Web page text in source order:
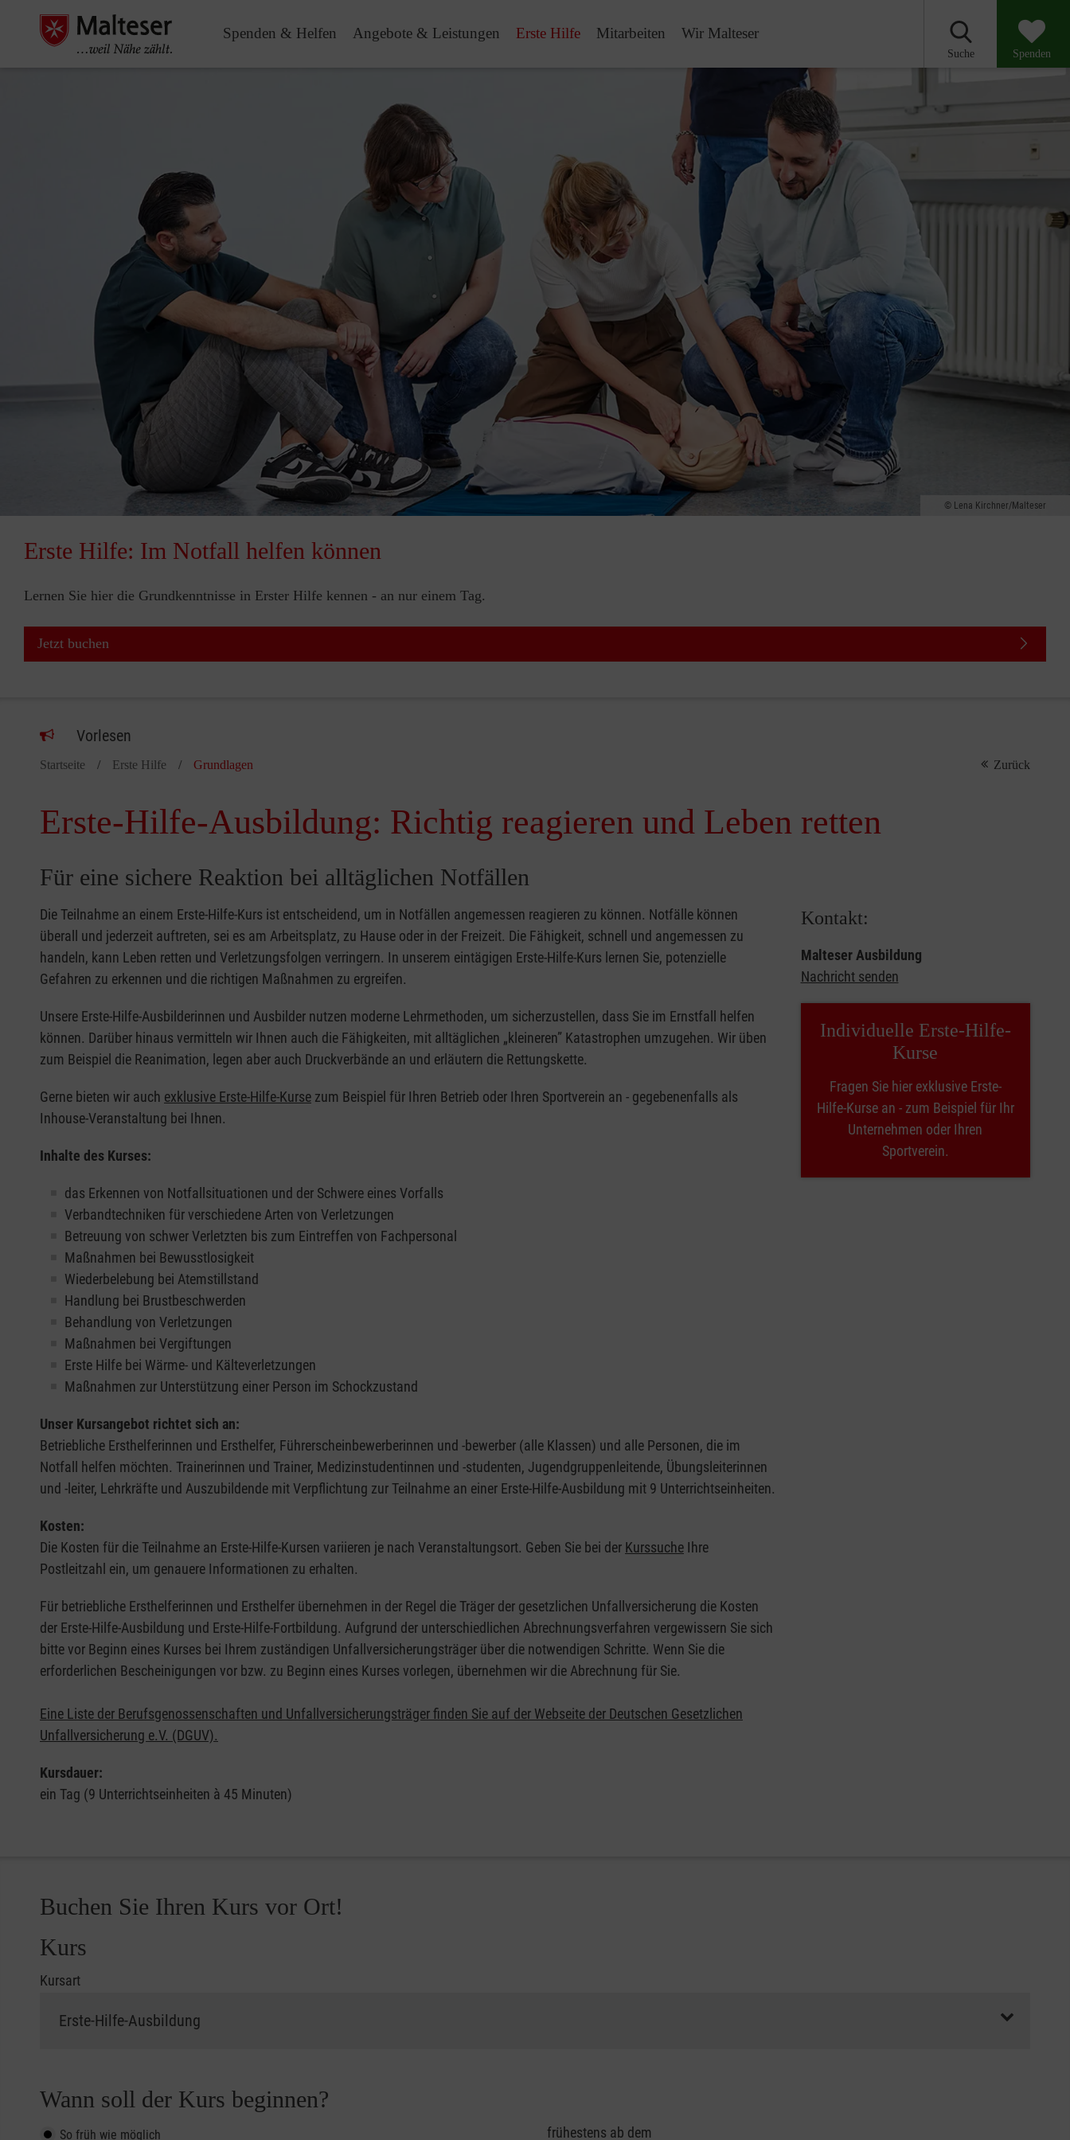
Spenden & Helfen Angebote & Leistungen Erste Hilfe Mitarbeiten Wir Malteser
Suche Spenden
Lena Kirchner/Malteser
Erste Hilfe: Im Notfall helfen können
Lernen Sie hier die Grundkenntnisse in Erster Hilfe kennen - an nur einem Tag.
Jetzt buchen
Vorlesen
Startseite Erste Hilfe Grundlagen Zurück
Erste-Hilfe-Ausbildung: Richtig reagieren und Leben retten
Für eine sichere Reaktion bei alltäglichen Notfällen
Die Teilnahme an einem Erste-Hilfe-Kurs ist entscheidend, um in Notfällen angemessen reagieren zu können. Notfälle können
überall und jederzeit auftreten, sei es am Arbeitsplatz, zu Hause oder in der Freizeit. Die Fähigkeit, schnell und angemessen zu
handeln, kann Leben retten und Verletzungsfolgen verringern. In unserem eintägigen Erste-Hilfe-Kurs lernen Sie, potenzielle
Gefahren zu erkennen und die richtigen Maßnahmen zu ergreifen.
Unsere Erste-Hilfe-Ausbilderinnen und Ausbilder nutzen moderne Lehrmethoden, um sicherzustellen, dass Sie im Ernstfall helfen
können. Darüber hinaus vermitteln wir Ihnen auch die Fähigkeiten, mit alltäglichen „kleineren” Katastrophen umzugehen. Wir üben
zum Beispiel die Reanimation, legen aber auch Druckverbände an und erläutern die Rettungskette.
Gerne bieten wir auch exklusive Erste-Hilfe-Kurse zum Beispiel für Ihren Betrieb oder Ihren Sportverein an - gegebenenfalls als
Inhouse-Veranstaltung bei Ihnen.
Inhalte des Kurses:
das Erkennen von Notfallsituationen und der Schwere eines Vorfalls
Verbandtechniken für verschiedene Arten von Verletzungen
Betreuung von schwer Verletzten bis zum Eintreffen von Fachpersonal
Maßnahmen bei Bewusstlosigkeit
Wiederbelebung bei Atemstillstand
Handlung bei Brustbeschwerden
Behandlung von Verletzungen
Maßnahmen bei Vergiftungen
Erste Hilfe bei Wärme- und Kälteverletzungen
Maßnahmen zur Unterstützung einer Person im Schockzustand
Unser Kursangebot richtet sich an:
Betriebliche Ersthelferinnen und Ersthelfer, Führerscheinbewerberinnen und -bewerber (alle Klassen) und alle Personen, die im
Notfall helfen möchten. Trainerinnen und Trainer, Medizinstudentinnen und -studenten, Jugendgruppenleitende, Übungsleiterinnen
und -leiter, Lehrkräfte und Auszubildende mit Verpflichtung zur Teilnahme an einer Erste-Hilfe-Ausbildung mit 9 Unterrichtseinheiten.
Kosten:
Die Kosten für die Teilnahme an Erste-Hilfe-Kursen variieren je nach Veranstaltungsort. Geben Sie bei der Kurssuche Ihre
Postleitzahl ein, um genauere Informationen zu erhalten.
Für betriebliche Ersthelferinnen und Ersthelfer übernehmen in der Regel die Träger der gesetzlichen Unfallversicherung die Kosten
der Erste-Hilfe-Ausbildung und Erste-Hilfe-Fortbildung. Aufgrund der unterschiedlichen Abrechnungsverfahren vergewissern Sie sich
bitte vor Beginn eines Kurses bei Ihrem zuständigen Unfallversicherungsträger über die notwendigen Schritte. Wenn Sie die
erforderlichen Bescheinigungen vor bzw. zu Beginn eines Kurses vorlegen, übernehmen wir die Abrechnung für Sie.
Eine Liste der Berufsgenossenschaften und Unfallversicherungsträger finden Sie auf der Webseite der Deutschen Gesetzlichen
Unfallversicherung e.V. (DGUV).
Kursdauer:
ein Tag (9 Unterrichtseinheiten à 45 Minuten)
Kontakt:
Malteser Ausbildung
Nachricht senden
Individuelle Erste-Hilfe-
Kurse
Fragen Sie hier exklusive Erste-
Hilfe-Kurse an - zum Beispiel für Ihr
Unternehmen oder Ihren
Sportverein.
Buchen Sie Ihren Kurs vor Ort!
Kurs
Kursart
Wann soll der Kurs beginnen?
So früh wie möglich frühestens ab dem